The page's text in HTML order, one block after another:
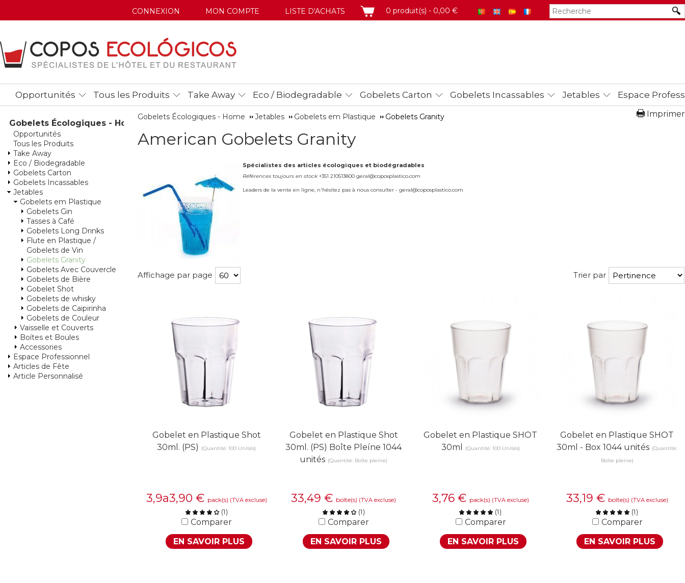
CONNEXION MON COMPTE LISTE D'ACHATS PANIER
0 produit(s) - 0,00 €
Opportunités Tous les Produits Take Away Eco / Biodegradable Gobelets Carton Gobelets Incassables Jetables Espace
Gobelets Écologiques - Home
Opportunités
Tous les Produits
Take Away
Eco / Biodegradable
Gobelets Carton
Gobelets Incassables
Jetables
Gobelets em Plastique
Gobelets Gin
Tasses à Café
Gobelets Long Drinks
Flute en Plastique /
Gobelets de Vin
Gobelets Granity
Gobelets Avec Couvercle
Gobelets de Bière
Gobelet Shot
Gobelets de whisky
Gobelets de Caipirinha
Gobelets de Couleur
Vaisselle et Couverts
Boítes et Boules
Accessories
Espace Professionnel
Articles de Fête
Article Personnalisé
Imprimer
Gobelets Écologiques - Home Jetables Gobelets em Plastique Gobelets Granity
American Gobelets Granity
Spécialistes des articles écologiques et biodégradables
Références toujours en stock +351 210513800 geral@coposplastico.com
Leaders de la vente en ligne, n'hésitez pas à nous consulter - geral@coposplastico.com
Affichage par page Trier par
Gobelet en Plastique Shot
30ml. (PS)
(Quantité: 100 Unités)
3,9a3,90 € pack(s) (TVA excluse)
(1)
Comparer
EN SAVOIR PLUS
Gobelet en Plastique Shot
30ml. (PS) Boîte Pleíne 1044
unités (Quantité: Boîte pleine)
33,49 € boîte(s) (TVA excluse)
(1)
Comparer
EN SAVOIR PLUS
Gobelet en Plastique SHOT
30ml
(Quantité: 100 Unités)
3,76 € pack(s) (TVA excluse)
(1)
Comparer
EN SAVOIR PLUS
Gobelet en Plastique SHOT
30ml - Box 1044 unités (Quantité:
Boîte pleine)
33,19 € boîte(s) (TVA excluse)
(1)
Comparer
EN SAVOIR PLUS